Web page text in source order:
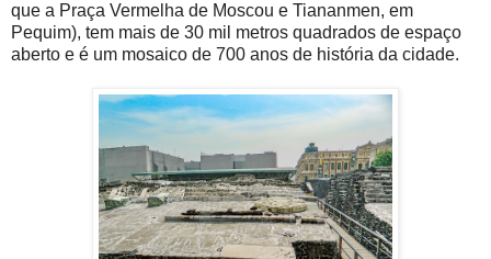
que a Praça Vermelha de Moscou e Tiananmen, em
Pequim), tem mais de 30 mil metros quadrados de espaço
aberto e é um mosaico de 700 anos de história da cidade.